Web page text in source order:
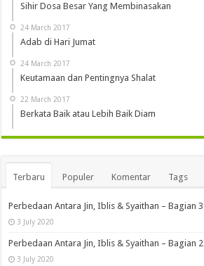
Sihir Dosa Besar Yang Membinasakan
24 March 2017
Adab di Hari Jumat
24 March 2017
Keutamaan dan Pentingnya Shalat
22 March 2017
Berkata Baik atau Lebih Baik Diam
Terbaru Populer Komentar Tags
Perbedaan Antara Jin, Iblis & Syaithan – Bagian 3
3 July 2020
Perbedaan Antara Jin, Iblis & Syaithan – Bagian 2
3 July 2020